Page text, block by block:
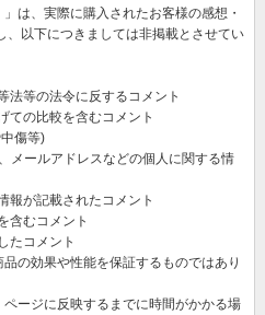
は、実際に購入されたお客様の感想・
、以下につきましては非掲載とさせてい
法等の法令に反するコメント
ての比較を含むコメント
傷等)
メールアドレスなどの個人に関する情
報が記載されたコメント
含むコメント
たコメント
の効果や性能を保証するものではあり
ページに反映するまでに時間がかかる場